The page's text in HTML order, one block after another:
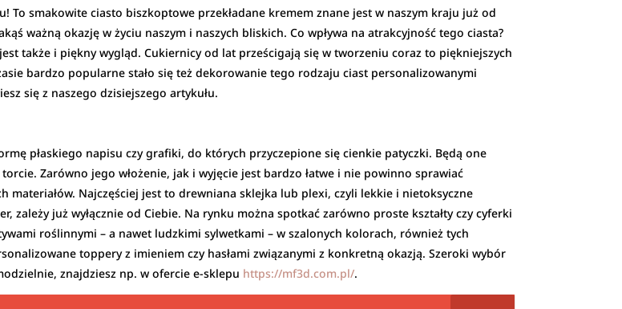
To smakowite ciasto biszkoptowe przekładane kremem znane jest w naszym kraju już od
ważną okazję w życiu naszym i naszych bliskich. Co wpływa na atrakcyjność tego ciasta?
także i piękny wygląd. Cukiernicy od lat prześcigają się w tworzeniu coraz to piękniejszych
bardzo popularne stało się też dekorowanie tego rodzaju ciast personalizowanymi
się z naszego dzisiejszego artykułu.
płaskiego napisu czy grafiki, do których przyczepione się cienkie patyczki. Będą one
Zarówno jego włożenie, jak i wyjęcie jest bardzo łatwe i nie powinno sprawiać
materiałów. Najczęściej jest to drewniana sklejka lub plexi, czyli lekkie i nietoksyczne
zależy już wyłącznie od Ciebie. Na rynku można spotkać zarówno proste kształty czy cyferki
roślinnymi – a nawet ludzkimi sylwetkami – w szalonych kolorach, również tych
toppery z imieniem czy hasłami związanymi z konkretną okazją. Szeroki wybór
znajdziesz np. w ofercie e-sklepu https://mf3d.com.pl/.